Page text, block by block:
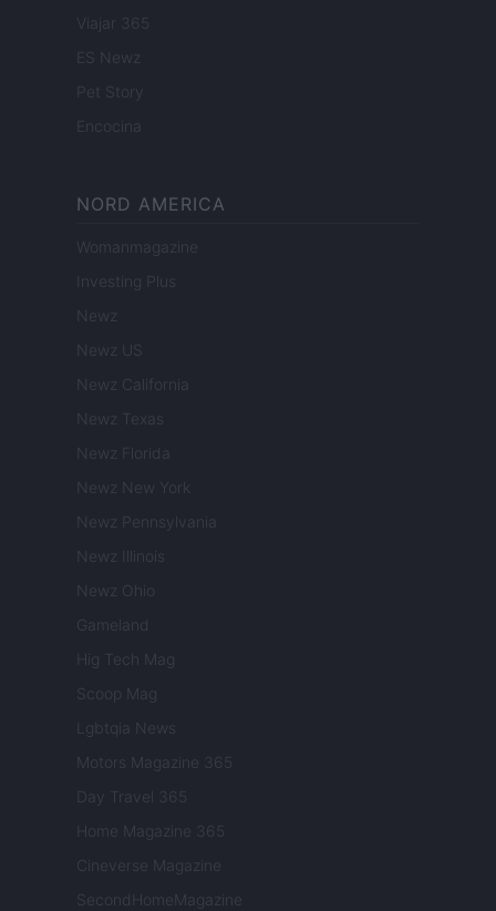
Viajar 365
ES Newz
Pet Story
Encocina
NORD AMERICA
Womanmagazine
Investing Plus
Newz
Newz US
Newz California
Newz Texas
Newz Florida
Newz New York
Newz Pennsylvania
Newz Illinois
Newz Ohio
Gameland
Hig Tech Mag
Scoop Mag
Lgbtqia News
Motors Magazine 365
Day Travel 365
Home Magazine 365
Cineverse Magazine
SecondHomeMagazine